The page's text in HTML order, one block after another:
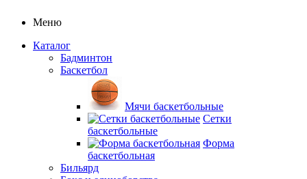
Меню
Каталог
Бадминтон
Баскетбол
Мячи баскетбольные
Сетки
баскетбольные
Форма
баскетбольная
Бильярд